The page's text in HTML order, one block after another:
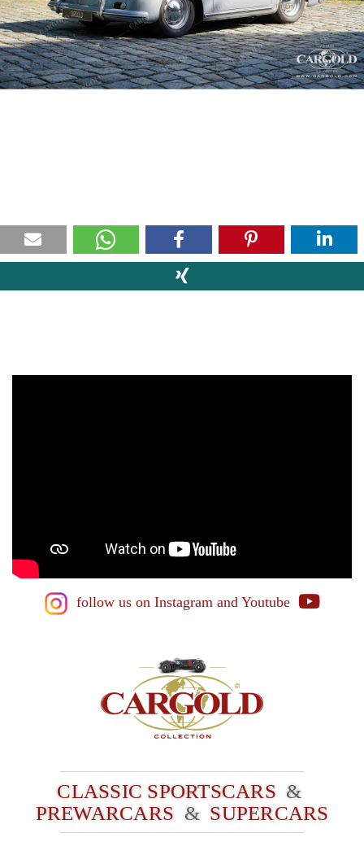
follow us on Instagram and Youtube
CLASSIC SPORTSCARS &
PREWARCARS & SUPERCARS